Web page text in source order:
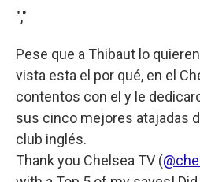
","
Pese que a Thibaut lo
vista esta el por qué, en el
contentos con el y le
sus cinco mejores atajadas
club inglés.
Thank you Chelsea TV (